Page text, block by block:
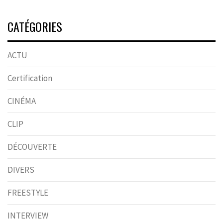
CATÉGORIES
ACTU
Certification
CINÉMA
CLIP
DÉCOUVERTE
DIVERS
FREESTYLE
INTERVIEW